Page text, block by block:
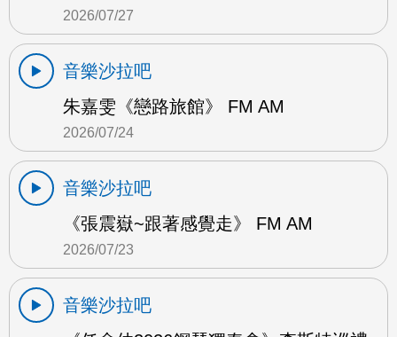
2026/07/27
音樂沙拉吧
朱嘉雯《戀路旅館》 FM AM
2026/07/24
音樂沙拉吧
《張震嶽~跟著感覺走》 FM AM
2026/07/23
音樂沙拉吧